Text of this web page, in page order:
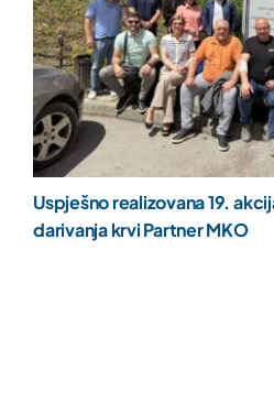
Uspješno realizovana 19.
darivanja krvi Partner MKO